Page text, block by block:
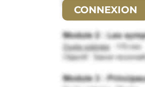
CONNEXION